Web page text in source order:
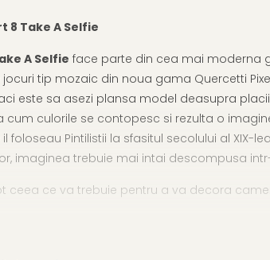
8 Take A Selfie
A Selfie face parte din cea mai moderna
jocuri tip mozaic din noua gama Quercetti
este sa asezi plansa model deasupra
cum culorile se contopesc si rezulta o
il foloseau Pintilistii la sfasitul secolului al
imaginea trebuie mai intai descompusa
ceea ce va trebuie pentru a va decora
jocul:
si urmareste